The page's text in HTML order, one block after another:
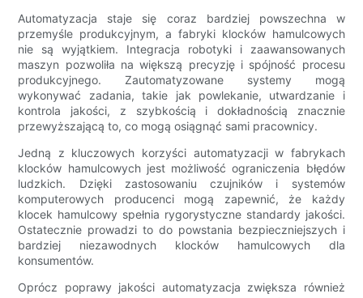
Automatyzacja staje się coraz bardziej powszechna w
przemyśle produkcyjnym, a fabryki klocków hamulcowych
nie są wyjątkiem. Integracja robotyki i zaawansowanych
maszyn pozwoliła na większą precyzję i spójność procesu
produkcyjnego. Zautomatyzowane systemy mogą
wykonywać zadania, takie jak powlekanie, utwardzanie i
kontrola jakości, z szybkością i dokładnością znacznie
przewyższającą to, co mogą osiągnąć sami pracownicy.
Jedną z kluczowych korzyści automatyzacji w fabrykach
klocków hamulcowych jest możliwość ograniczenia błędów
ludzkich. Dzięki zastosowaniu czujników i systemów
komputerowych producenci mogą zapewnić, że każdy
klocek hamulcowy spełnia rygorystyczne standardy jakości.
Ostatecznie prowadzi to do powstania bezpieczniejszych i
bardziej niezawodnych klocków hamulcowych dla
konsumentów.
Oprócz poprawy jakości automatyzacja zwiększa również